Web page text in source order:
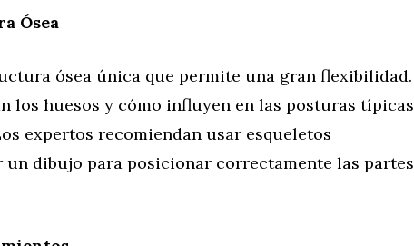
Ósea
ósea única que permite una gran flexibilidad.
los huesos y cómo influyen en las posturas típicas
expertos recomiendan usar esqueletos
un dibujo para posicionar correctamente las partes